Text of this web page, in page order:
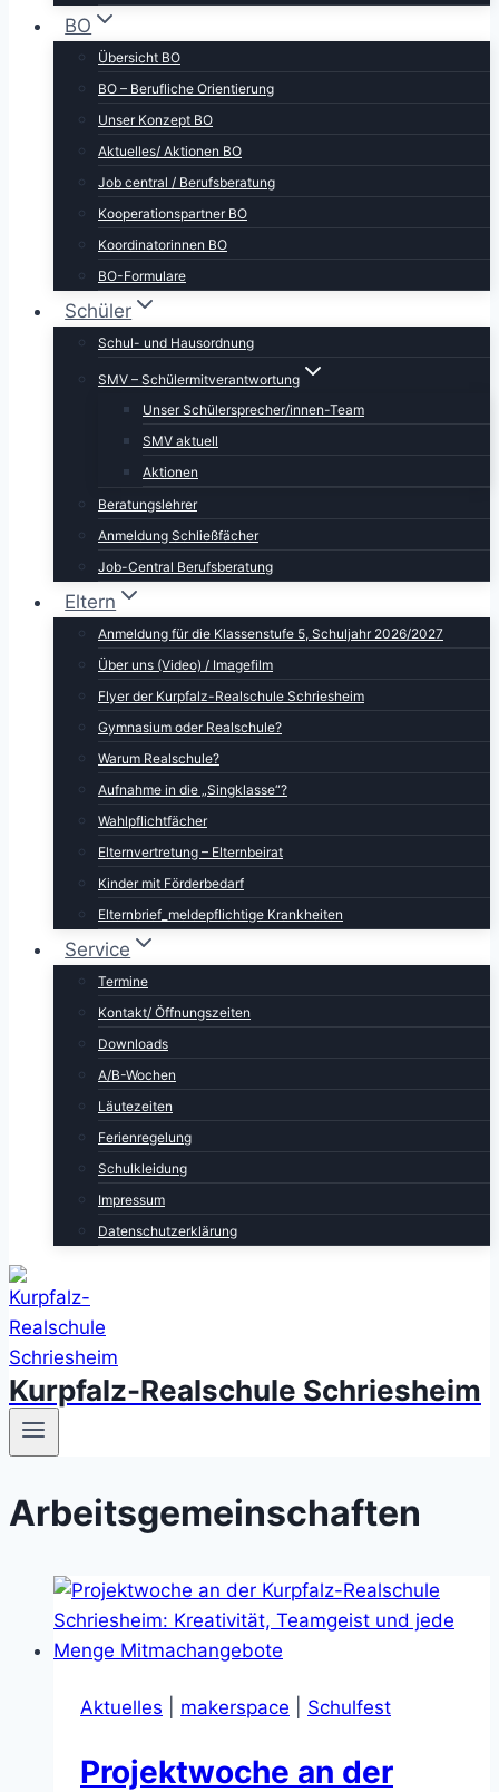
BO
Übersicht BO
BO – Berufliche Orientierung
Unser Konzept BO
Aktuelles/ Aktionen BO
Job central / Berufsberatung
Kooperationspartner BO
Koordinatorinnen BO
BO-Formulare
Schüler
Schul- und Hausordnung
SMV – Schülermitverantwortung
Unser Schülersprecher/innen-Team
SMV aktuell
Aktionen
Beratungslehrer
Anmeldung Schließfächer
Job-Central Berufsberatung
Eltern
Anmeldung für die Klassenstufe 5, Schuljahr 2026/2027
Über uns (Video) / Imagefilm
Flyer der Kurpfalz-Realschule Schriesheim
Gymnasium oder Realschule?
Warum Realschule?
Aufnahme in die „Singklasse“?
Wahlpflichtfächer
Elternvertretung – Elternbeirat
Kinder mit Förderbedarf
Elternbrief_meldepflichtige Krankheiten
Service
Termine
Kontakt/ Öffnungszeiten
Downloads
A/B-Wochen
Läutezeiten
Ferienregelung
Schulkleidung
Impressum
Datenschutzerklärung
Kurpfalz-Realschule Schriesheim
Arbeitsgemeinschaften
Aktuelles makerspace Schulfest
Projektwoche an der